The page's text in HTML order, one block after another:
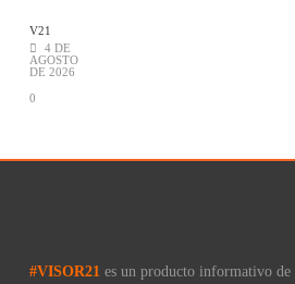
V21
4 DE
AGOSTO
DE 2026
0
#VISOR21 es un producto informativo